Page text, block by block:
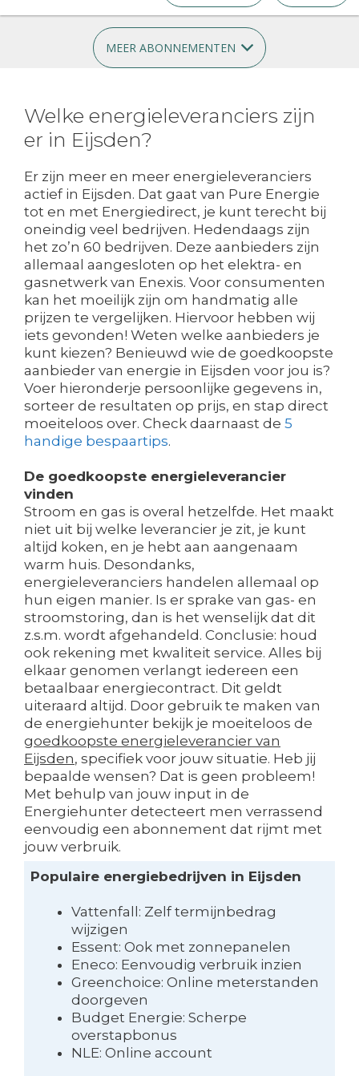
MEER ABONNEMENTEN
Welke energieleveranciers zijn
er in Eijsden?
Er zijn meer en meer energieleveranciers
actief in Eijsden. Dat gaat van Pure Energie
tot en met Energiedirect, je kunt terecht bij
oneindig veel bedrijven. Hedendaags zijn
het zo’n 60 bedrijven. Deze aanbieders zijn
allemaal aangesloten op het elektra- en
gasnetwerk van Enexis. Voor consumenten
kan het moeilijk zijn om handmatig alle
prijzen te vergelijken. Hiervoor hebben wij
iets gevonden! Weten welke aanbieders je
kunt kiezen? Benieuwd wie de goedkoopste
aanbieder van energie in Eijsden voor jou is?
Voer hieronderje persoonlijke gegevens in,
sorteer de resultaten op prijs, en stap direct
moeiteloos over. Check daarnaast de 5
handige bespaartips.
De goedkoopste energieleverancier
vinden
Stroom en gas is overal hetzelfde. Het maakt
niet uit bij welke leverancier je zit, je kunt
altijd koken, en je hebt aan aangenaam
warm huis. Desondanks,
energieleveranciers handelen allemaal op
hun eigen manier. Is er sprake van gas- en
stroomstoring, dan is het wenselijk dat dit
z.s.m. wordt afgehandeld. Conclusie: houd
ook rekening met kwaliteit service. Alles bij
elkaar genomen verlangt iedereen een
betaalbaar energiecontract. Dit geldt
uiteraard altijd. Door gebruik te maken van
de energiehunter bekijk je moeiteloos de
goedkoopste energieleverancier van
Eijsden, specifiek voor jouw situatie. Heb jij
bepaalde wensen? Dat is geen probleem!
Met behulp van jouw input in de
Energiehunter detecteert men verrassend
eenvoudig een abonnement dat rijmt met
jouw verbruik.
Populaire energiebedrijven in Eijsden
Vattenfall: Zelf termijnbedrag
wijzigen
Essent: Ook met zonnepanelen
Eneco: Eenvoudig verbruik inzien
Greenchoice: Online meterstanden
doorgeven
Budget Energie: Scherpe
overstapbonus
NLE: Online account